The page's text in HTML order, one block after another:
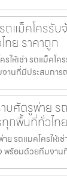
แม็คโครรับ
ทย ราคาถูก
ให้เช่า รถแม็คโค
านที่มีประสบการ
บศัตรูพ่าย ร
ทุกพื้นที่ทั่วไท
รถแมคโครให้เ
พร้อมด้วยทีมงาน